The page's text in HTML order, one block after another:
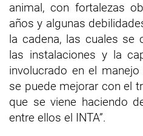
animal, con fortalezas
años y algunas
la cadena, las cuales se
las instalaciones y la
involucrado en el
se puede mejorar con el
que se viene haciendo
entre ellos el INTA”.